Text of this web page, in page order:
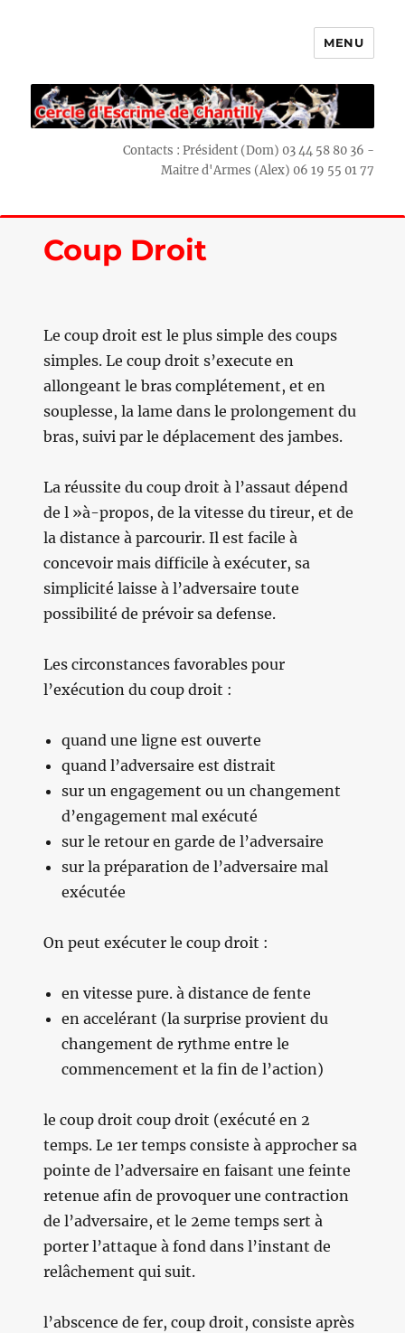
MENU
Contacts : Président (Dom) 03 44 58 80 36 -
Maitre d'Armes (Alex) 06 19 55 01 77
Coup Droit
Le coup droit est le plus simple des coups
simples. Le coup droit s’execute en
allongeant le bras complétement, et en
souplesse, la lame dans le prolongement du
bras, suivi par le déplacement des jambes.
La réussite du coup droit à l’assaut dépend
de l »à-propos, de la vitesse du tireur, et de
la distance à parcourir. Il est facile à
concevoir mais difficile à exécuter, sa
simplicité laisse à l’adversaire toute
possibilité de prévoir sa defense.
Les circonstances favorables pour
l’exécution du coup droit :
quand une ligne est ouverte
quand l’adversaire est distrait
sur un engagement ou un changement
d’engagement mal exécuté
sur le retour en garde de l’adversaire
sur la préparation de l’adversaire mal
exécutée
On peut exécuter le coup droit :
en vitesse pure. à distance de fente
en accelérant (la surprise provient du
changement de rythme entre le
commencement et la fin de l’action)
le coup droit coup droit (exécuté en 2
temps. Le 1er temps consiste à approcher sa
pointe de l’adversaire en faisant une feinte
retenue afin de provoquer une contraction
de l’adversaire, et le 2eme temps sert à
porter l’attaque à fond dans l’instant de
relâchement qui suit.
l’abscence de fer, coup droit, consiste après